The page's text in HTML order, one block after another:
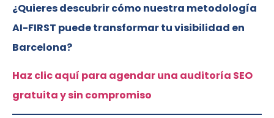
¿Quieres descubrir cómo nuestra metodología
AI-FIRST puede transformar tu visibilidad en
Barcelona?
Haz clic aquí para agendar una auditoría SEO
gratuita y sin compromiso